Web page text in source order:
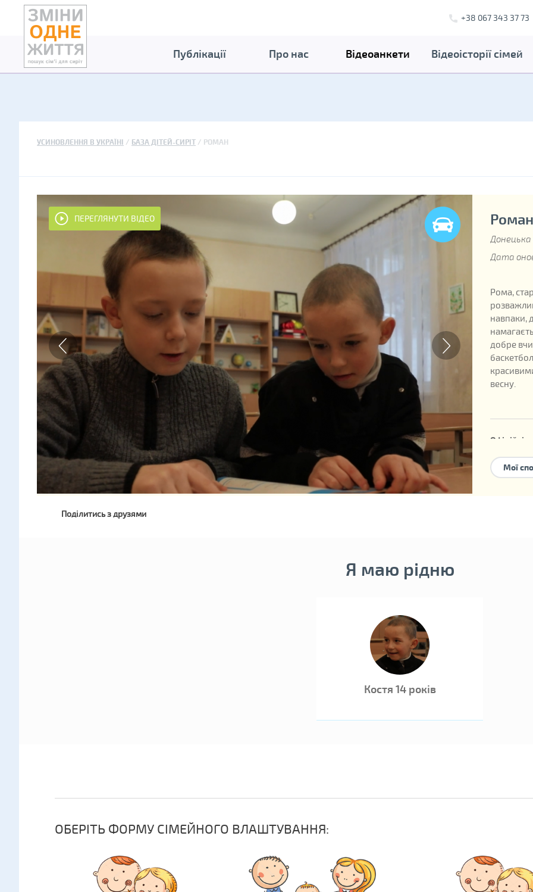
+38 067 343 37 73
Публікації Про нас Відеоанкети Відеоісторії сімей
УСИНОВЛЕННЯ В УКРАЇНІ БАЗА ДІТЕЙ-СИРІТ РОМАН
ПЕРЕГЛЯНУТИ ВІДЕО
Донецька
Дата
Рома,
навпаки,
добре
весну.
Офіційні
Дата
Номер
Мої
Поділитись з друзями
Я маю рідню
Костя 14 років
ОБЕРІТЬ ФОРМУ СІМЕЙНОГО ВЛАШТУВАННЯ: